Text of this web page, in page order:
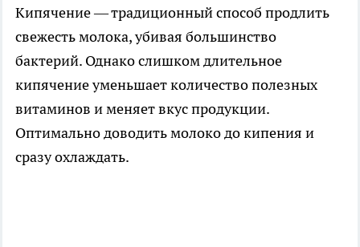
Кипячение — традиционный способ продлить
свежесть молока, убивая большинство
бактерий. Однако слишком длительное
кипячение уменьшает количество полезных
витаминов и меняет вкус продукции.
Оптимально доводить молоко до кипения и
сразу охлаждать.